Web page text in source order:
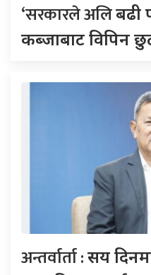
‘सरकारले अलिबढी
कब्जाबाट विपिन
अन्तर्वार्ता :सय